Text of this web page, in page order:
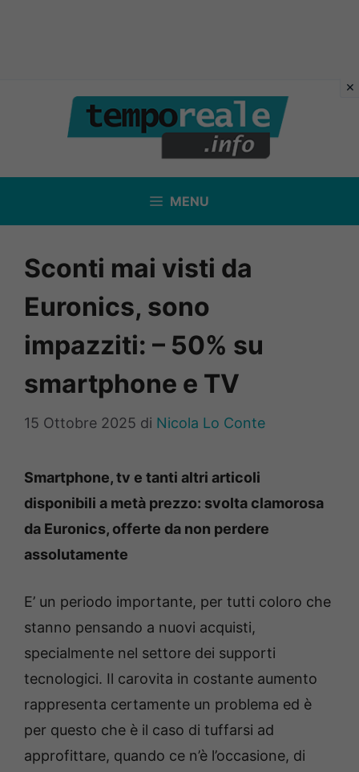
contenuto
MENU
Sconti mai visti da
Euronics, sono
impazziti: – 50% su
smartphone e TV
15 Ottobre 2025 di Nicola Lo Conte
Smartphone, tv e tanti altri articoli
disponibili a metà prezzo: svolta clamorosa
da Euronics, offerte da non perdere
assolutamente
E’ un periodo importante, per tutti coloro che
stanno pensando a nuovi acquisti,
specialmente nel settore dei supporti
tecnologici. Il carovita in costante aumento
rappresenta certamente un problema ed è
per questo che è il caso di tuffarsi ad
approfittare, quando ce n’è l’occasione, di